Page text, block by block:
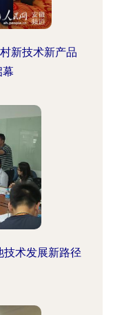
新技术新产品
幕
技术发展新路径